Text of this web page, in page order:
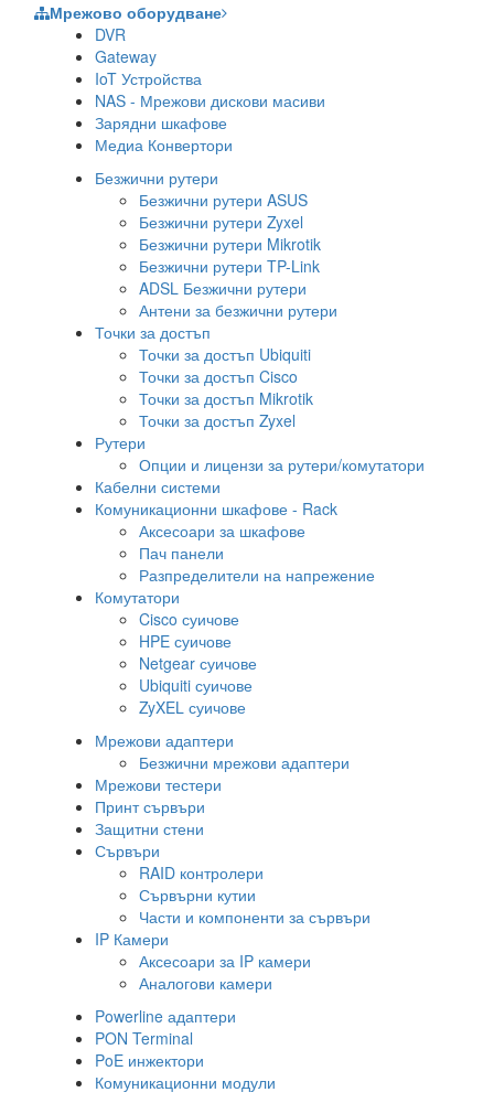
Мрежово оборудване
DVR
Gateway
IoT Устройства
NAS - Мрежови дискови масиви
Зарядни шкафове
Медиа Конвертори
Безжични рутери
Безжични рутери ASUS
Безжични рутери Zyxel
Безжични рутери Mikrotik
Безжични рутери TP-Link
ADSL Безжични рутери
Антени за безжични рутери
Точки за достъп
Точки за достъп Ubiquiti
Точки за достъп Cisco
Точки за достъп Mikrotik
Точки за достъп Zyxel
Рутери
Опции и лицензи за рутери/комутатори
Кабелни системи
Комуникационни шкафове - Rack
Аксесоари за шкафове
Пач панели
Разпределители на напрежение
Комутатори
Cisco суичове
HPE суичове
Netgear суичове
Ubiquiti суичове
ZyXEL суичове
Мрежови адаптери
Безжични мрежови адаптери
Мрежови тестери
Принт сървъри
Защитни стени
Сървъри
RAID контролери
Сървърни кутии
Части и компоненти за сървъри
IP Камери
Аксесоари за IP камери
Аналогови камери
Powerline адаптери
PON Terminal
PoE инжектори
Комуникационни модули